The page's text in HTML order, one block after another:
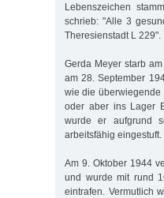
Lebenszeichen
schrieb: "Alle 3
Theresienstadt L 229".
Gerda Meyer starb
am 28. September
wie die überwiegende
oder aber ins Lager
wurde er aufgrund
arbeitsfähig eingestuft.
Am 9. Oktober 1944
und wurde mit rund
eintrafen. Vermutlich